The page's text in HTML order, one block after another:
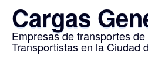
Cargas
Empresas de transportes
Transportistas en la Ciudad